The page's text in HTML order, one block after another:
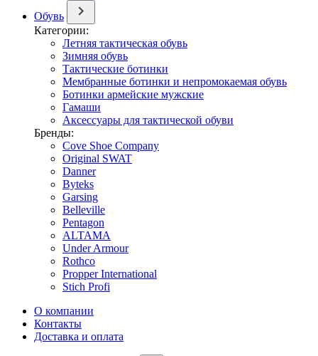
Обувь
Категории:
Летняя тактическая обувь
Зимняя обувь
Тактические ботинки
Мембранные ботинки и непромокаемая обувь
Ботинки армейские мужские
Гамаши
Аксессуары для тактической обуви
Бренды:
Cove Shoe Company
Original SWAT
Danner
Byteks
Garsing
Belleville
Pentagon
ALTAMA
Under Armour
Rothco
Propper International
Stich Profi
О компании
Контакты
Доставка и оплата